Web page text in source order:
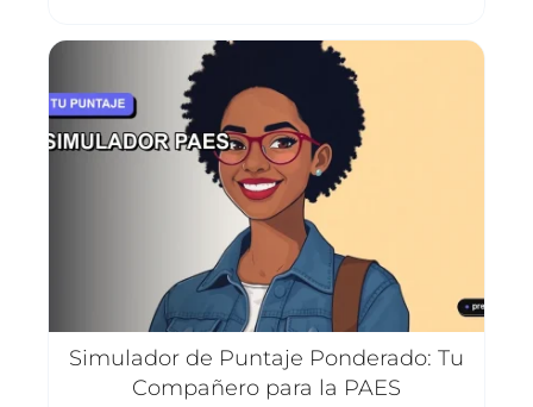
Simulador de Puntaje Ponderado: Tu
Compañero para la PAES